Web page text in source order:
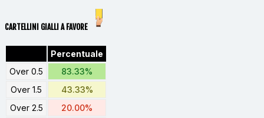
CARTELLINI GIALLI A FAVORE
Percentuale
Over 0.5
83.33%
Over 1.5
43.33%
Over 2.5
20.00%